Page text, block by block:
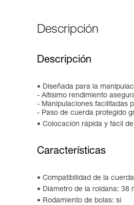
Descripción
Descripción
Diseñada para la
- Altísimo rendimiento
- Manipulaciones facilitadas
- Paso de cuerda protegido
Colocación rápida y fácil
Características
Compatibilidad de la
Diámetro de la roldana: 38
Rodamiento de bolas: sí